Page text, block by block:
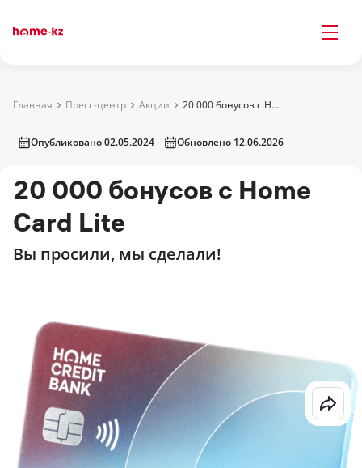
Главная Пресс-центр Акции 20 000 бонусов с Home Card Lite
Опубликовано 02.05.2024 Обновлено 12.06.2026
20 000 бонусов с Home
Card Lite
Вы просили, мы сделали!